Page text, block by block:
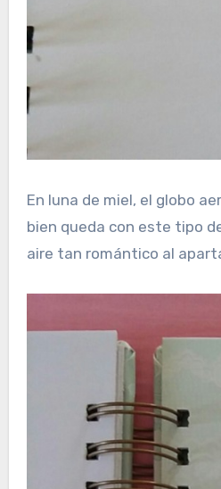
En luna de miel, el globo
bien queda con este tipo
aire tan romántico al